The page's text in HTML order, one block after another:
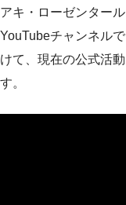
アキ・ローゼンター
YouTubeチャンネル
けて、現在の公式活
す。